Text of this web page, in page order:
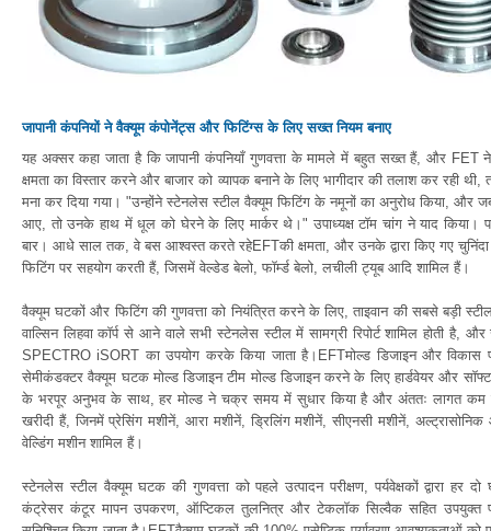
जापानी कंपनियों ने वैक्यूम कंपोनेंट्स और फिटिंग्स के लिए सख्त नियम बनाए
यह अक्सर कहा जाता है कि जापानी कंपनियाँ गुणवत्ता के मामले में बहुत सख्त हैं, और FET
क्षमता का विस्तार करने और बाजार को व्यापक बनाने के लिए भागीदार की तलाश कर रही
मना कर दिया गया। "उन्होंने स्टेनलेस स्टील वैक्यूम फिटिंग के नमूनों का अनुरोध किया,
आए, तो उनके हाथ में धूल को घेरने के लिए मार्कर थे।" उपाध्यक्ष टॉम चांग ने याद किया।
बार। आधे साल तक, वे बस आश्वस्त करते रहेEFTकी क्षमता, और उनके द्वारा किए गए चुनिंदा
फिटिंग पर सहयोग करती हैं, जिसमें वेल्डेड बेलो, फॉर्म्ड बेलो, लचीली ट्यूब आदि शामिल हैं।
वैक्यूम घटकों और फिटिंग की गुणवत्ता को नियंत्रित करने के लिए, ताइवान की सबसे बड़ी स्टील
वाल्सिन लिहवा कॉर्प से आने वाले सभी स्टेनलेस स्टील में सामग्री रिपोर्ट शामिल होती
SPECTRO iSORT का उपयोग करके किया जाता है।EFTमोल्ड डिजाइन और विकास
सेमीकंडक्टर वैक्यूम घटक मोल्ड डिजाइन टीम मोल्ड डिजाइन करने के लिए हार्डवेयर और
के भरपूर अनुभव के साथ, हर मोल्ड ने चक्र समय में सुधार किया है और अंततः लागत कम
खरीदी हैं, जिनमें प्रेसिंग मशीनें, आरा मशीनें, ड्रिलिंग मशीनें, सीएनसी मशीनें,
वेल्डिंग मशीन शामिल हैं।
स्टेनलेस स्टील वैक्यूम घटक की गुणवत्ता को पहले उत्पादन परीक्षण, पर्यवेक्षकों द्वारा हर
कंट्रेसर कंटूर मापन उपकरण, ऑप्टिकल तुलनित्र और टेकलॉक सिल्वैक सहित उपयुक्त